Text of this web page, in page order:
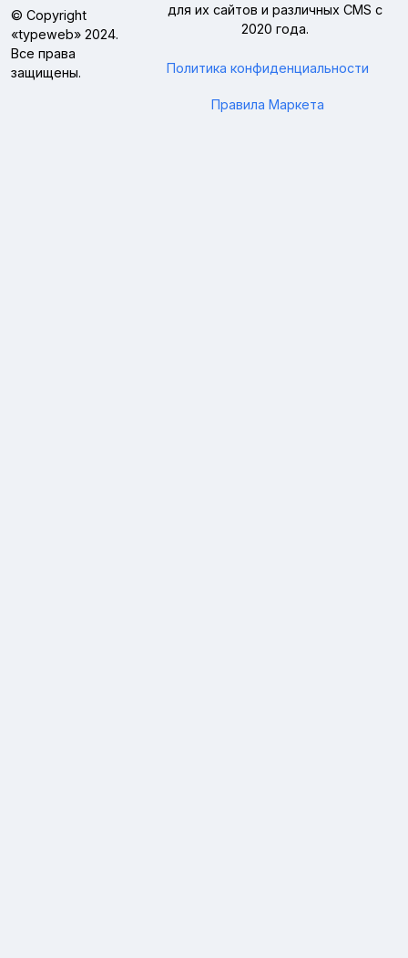
© Copyright
«typeweb» 2024.
Все права
защищены.
для их сайтов и различных CMS с
2020 года.
Политика конфиденциальности
Правила Маркета